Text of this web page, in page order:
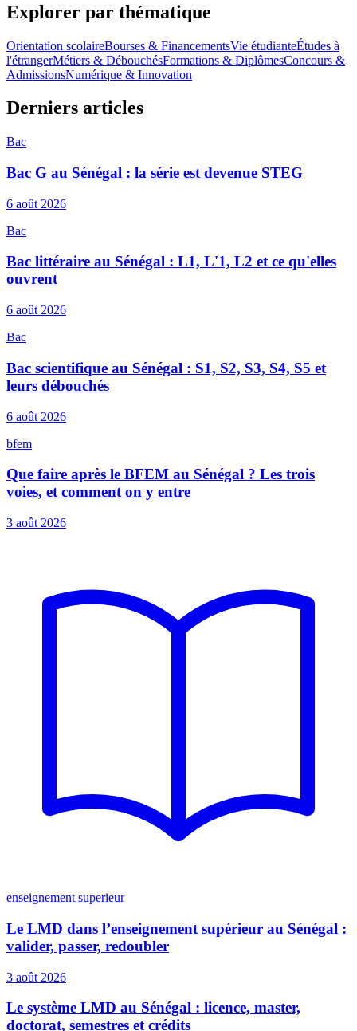
Explorer par thématique
Orientation scolaireBourses & FinancementsVie étudianteÉtudes à
l'étrangerMétiers & DébouchésFormations & DiplômesConcours &
AdmissionsNumérique & Innovation
Derniers articles
Bac
Bac G au Sénégal : la série est devenue STEG
6 août 2026
Bac
Bac littéraire au Sénégal : L1, L'1, L2 et ce qu'elles
ouvrent
6 août 2026
Bac
Bac scientifique au Sénégal : S1, S2, S3, S4, S5 et
leurs débouchés
6 août 2026
bfem
Que faire après le BFEM au Sénégal ? Les trois
voies, et comment on y entre
3 août 2026
enseignement superieur
Le LMD dans l’enseignement supérieur au Sénégal :
valider, passer, redoubler
3 août 2026
Le système LMD au Sénégal : licence, master,
doctorat, semestres et crédits